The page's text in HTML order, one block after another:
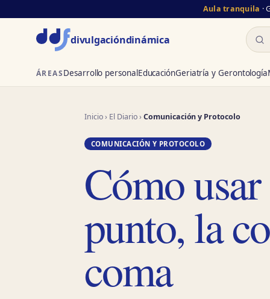
Aula tranquila ·
divulgacióndinámica
ÁREASDesarrollo personalEducaciónGeriatría y Gerontología
Inicio› El Diario›Comunicación y Protocolo
COMUNICACIÓN Y PROTOCOLO
Cómo
punto, la
coma